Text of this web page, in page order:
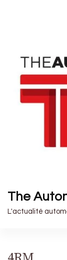
The
L'actualité